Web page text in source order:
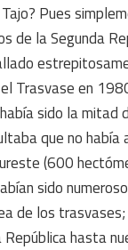
Pues
de la Segunda
Trasvase en
sido la
que no
(600
sido
de los
hasta